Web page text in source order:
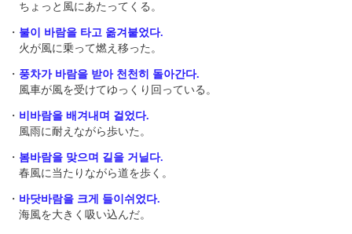
ちょっと風にあたってくる。
・ 불이 바람을 타고 옮겨붙었다.
火が風に乗って燃え移った。
・ 풍차가 바람을 받아 천천히 돌아간다.
風車が風を受けてゆっくり回っている。
・ 비바람을 배겨내며 걸었다.
風雨に耐えながら歩いた。
・ 봄바람을 맞으며 길을 거닐다.
春風に当たりながら道を歩く。
・ 바닷바람을 크게 들이쉬었다.
海風を大きく吸い込んだ。